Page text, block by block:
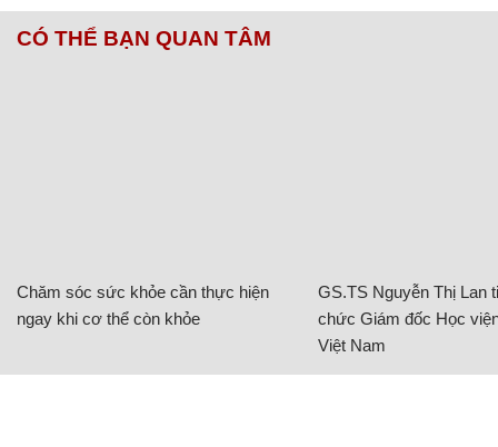
CÓ THỂ BẠN QUAN TÂM
Chăm sóc sức khỏe cần thực hiện
ngay khi cơ thể còn khỏe
GS.TS Nguyễn Thị Lan
chức Giám đốc Học
Việt Nam